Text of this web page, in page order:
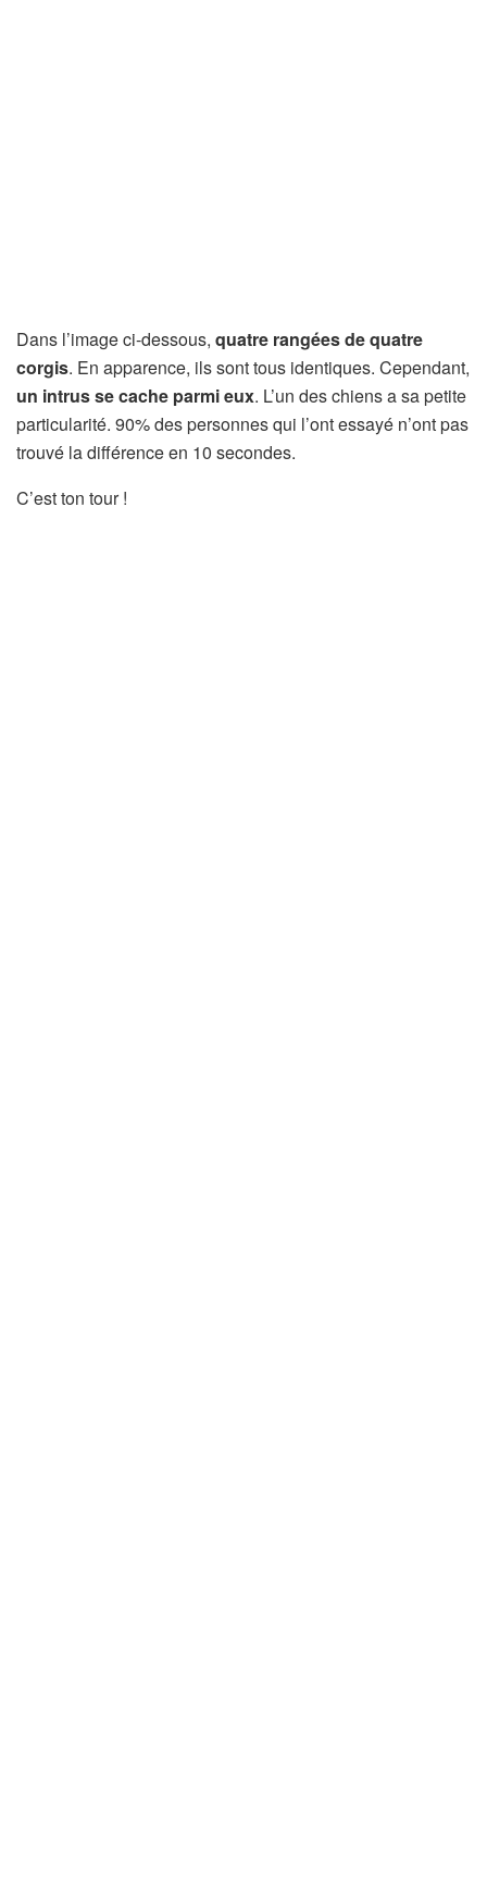
Dans l’image ci-dessous, quatre rangées de quatre
corgis. En apparence, ils sont tous identiques. Cependant,
un intrus se cache parmi eux. L’un des chiens a sa petite
particularité. 90% des personnes qui l’ont essayé n’ont pas
trouvé la différence en 10 secondes.
C’est ton tour !